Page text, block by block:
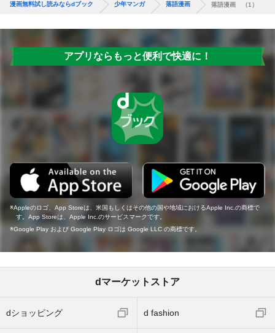
漫画無料試し読みならdブック 少年マンガ 落語漫画 落語漫画 （1）
アプリならもっと便利で快適に！
Appleのロゴ、App Storeは、米国もしくはその他の国や地域におけるApple Inc.の商標で
す。App Storeは、Apple Inc.のサービスマークです。
Google Play および Google Play ロゴは Google LLC の商標です。
dマーケットストア
dショッピング d fashion